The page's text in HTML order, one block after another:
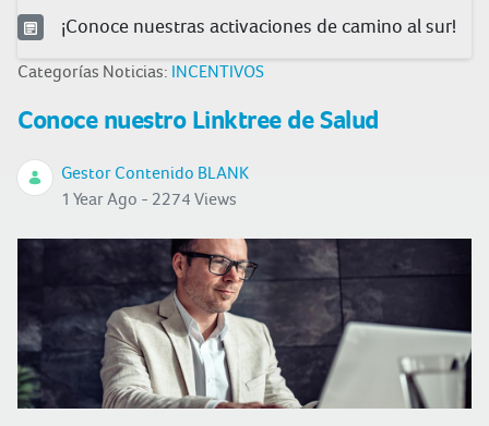
¡Conoce nuestras activaciones de camino al sur!
Categorías Noticias: INCENTIVOS
Conoce nuestro Linktree de Salud
Gestor Contenido BLANK
1 Year Ago - 2274 Views